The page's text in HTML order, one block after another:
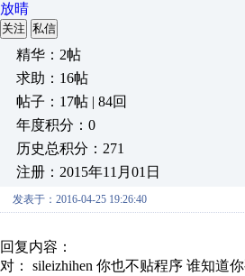
放晴
关注 私信
精华：2帖
求助：16帖
帖子：17帖 | 84回
年度积分：0
历史总积分：271
注册：2015年11月01日
发表于：2016-04-25 19:26:40
回复内容：
对： sileizhihen 你也不贴程序 谁知道